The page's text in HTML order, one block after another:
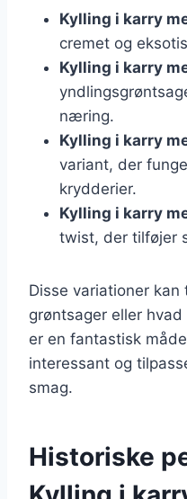
Kylling i karry
cremet og
Kylling i karry
næring.
Kylling i karry
variant, der
krydderier.
Kylling i karry
twist, der tilføjer
Disse variationer
grøntsager eller
er en fantastisk
interessant og
smag.
Historiske